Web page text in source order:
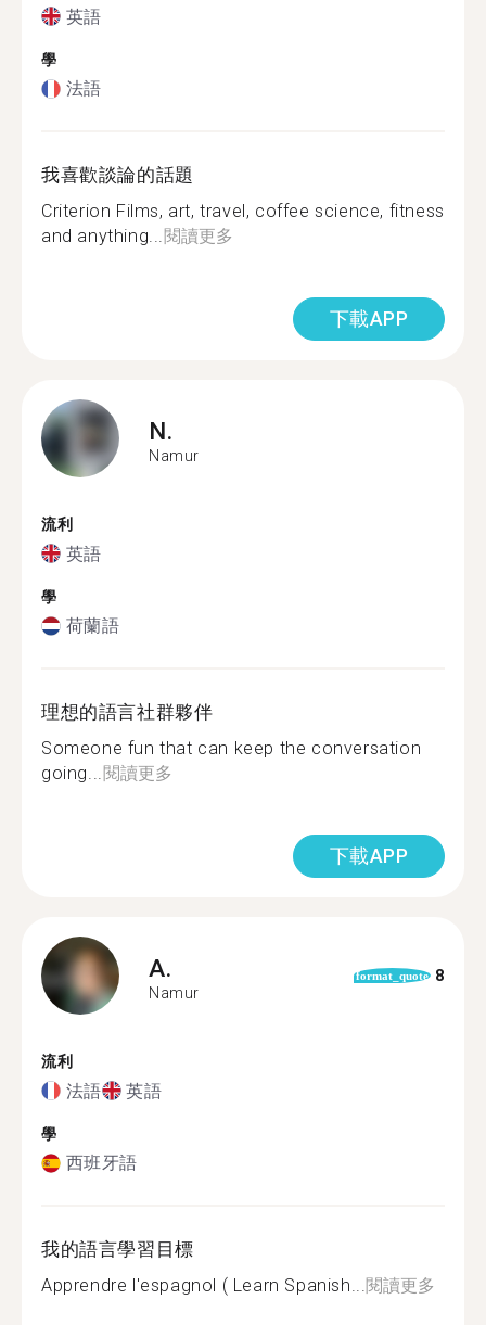
英語
學
法語
我喜歡談論的話題
Criterion Films, art, travel, coffee science, fitness
and anything...閱讀更多
下載APP
N.
Namur
流利
英語
學
荷蘭語
理想的語言社群夥伴
Someone fun that can keep the conversation
going...閱讀更多
下載APP
A.
Namur
format_quote 8
流利
法語 英語
學
西班牙語
我的語言學習目標
Apprendre l'espagnol ( Learn Spanish...閱讀更多